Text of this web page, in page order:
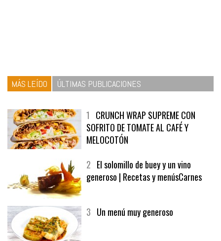
1CRUNCH WRAP SUPREME CON
SOFRITO DE TOMATE AL CAFÉ Y
MELOCOTÓN
2El solomillo de buey y un vino